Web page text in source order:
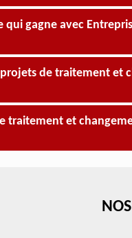
gagne avec
de traitement et
traitement et